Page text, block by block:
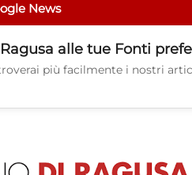
News
alle tue Fonti
più facilmente i nostri